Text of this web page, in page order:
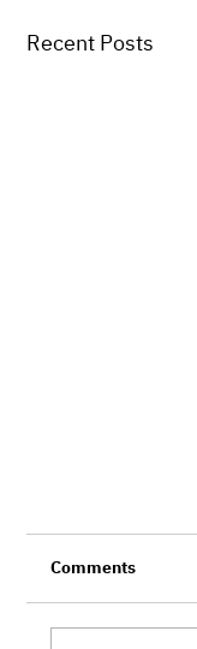
Recent Posts
Comments